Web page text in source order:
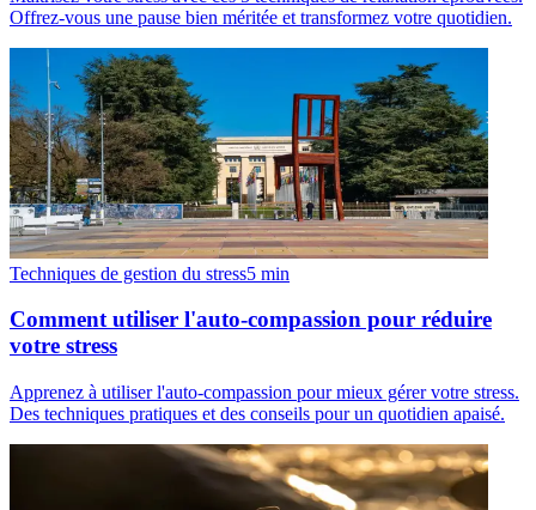
Offrez-vous une pause bien méritée et transformez votre quotidien.
Techniques de gestion du stress5 min
Comment utiliser l'auto-compassion pour réduire
votre stress
Apprenez à utiliser l'auto-compassion pour mieux gérer votre stress.
Des techniques pratiques et des conseils pour un quotidien apaisé.